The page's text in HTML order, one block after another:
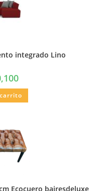
integrado Lino
Ecocuero bairesdeluxe